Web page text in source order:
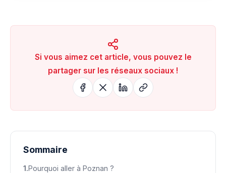
Si vous aimez cet article, vous pouvez le
partager sur les réseaux sociaux !
Sommaire
Pourquoi aller à Poznan ?